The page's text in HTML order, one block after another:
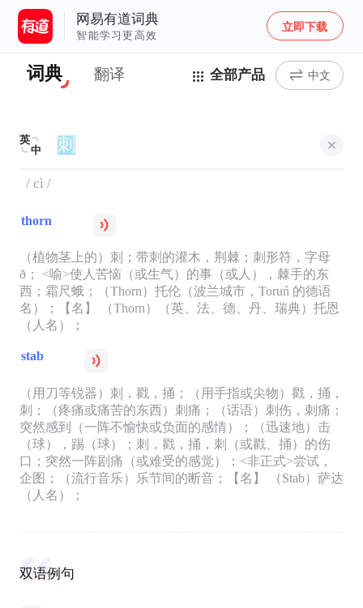
网易有道词典
智能学习更高效
立即下载
词典 翻译 全部产品 中文
英
中
/ cì /
thorn
（植物茎上的）刺；带刺的灌木，荆棘；刺形符，字母
ð； <喻>使人苦恼（或生气）的事（或人），棘手的东
西；霜尺蛾；（Thorn）托伦（波兰城市，Toruń 的德语
名）；【名】 （Thorn）（英、法、德、丹、瑞典）托恩
（人名）；
stab
（用刀等锐器）刺，戳，捅；（用手指或尖物）戳，捅，
刺；（疼痛或痛苦的东西）刺痛；（话语）刺伤，刺痛；
突然感到（一阵不愉快或负面的感情）；（迅速地）击
（球），踢（球）；刺，戳，捅，刺（或戳、捅）的伤
口；突然一阵剧痛（或难受的感觉）；<非正式>尝试，
企图；（流行音乐）乐节间的断音；【名】 （Stab）萨达
（人名）；
双语例句